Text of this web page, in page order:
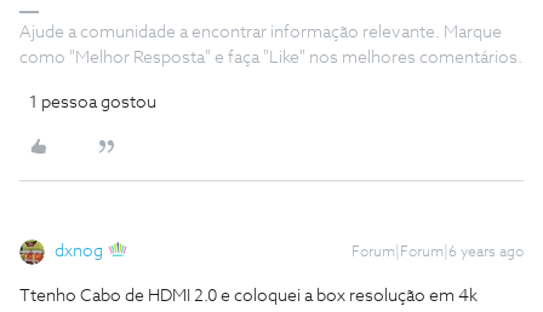
Ajude a comunidade a encontrar informação relevante. Marque
como "Melhor Resposta" e faça "Like" nos melhores comentários.
1 pessoa gostou
dxnog Forum|Forum|6 years ago
Ttenho Cabo de HDMI 2.0 e coloquei a box resolução em 4k